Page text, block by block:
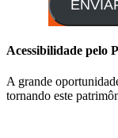
Acessibilidade pelo
A grande
tornando este